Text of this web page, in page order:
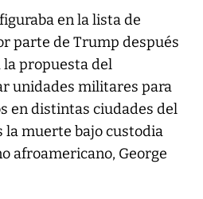
en la lista de
parte de Trump después
la propuesta del
unidades militares para
en distintas ciudades del
la muerte bajo custodia
afroamericano, George